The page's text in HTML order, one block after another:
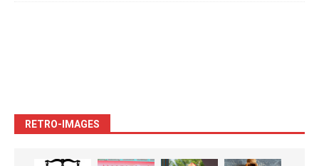
RETRO-IMAGES